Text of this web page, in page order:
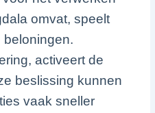
omvat, speelt
beloningen.
activeert de
beslissing kunnen
vaak sneller